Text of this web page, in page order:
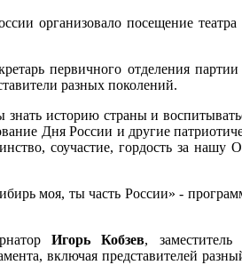
организовало посещение
первичного отделения партии
разных поколений.
историю страны и
Дня России и другие
соучастие, гордость за
моя, ты часть России» -
Игорь Кобзев, заместитель
включая представителей